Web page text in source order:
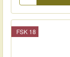
FSK 18